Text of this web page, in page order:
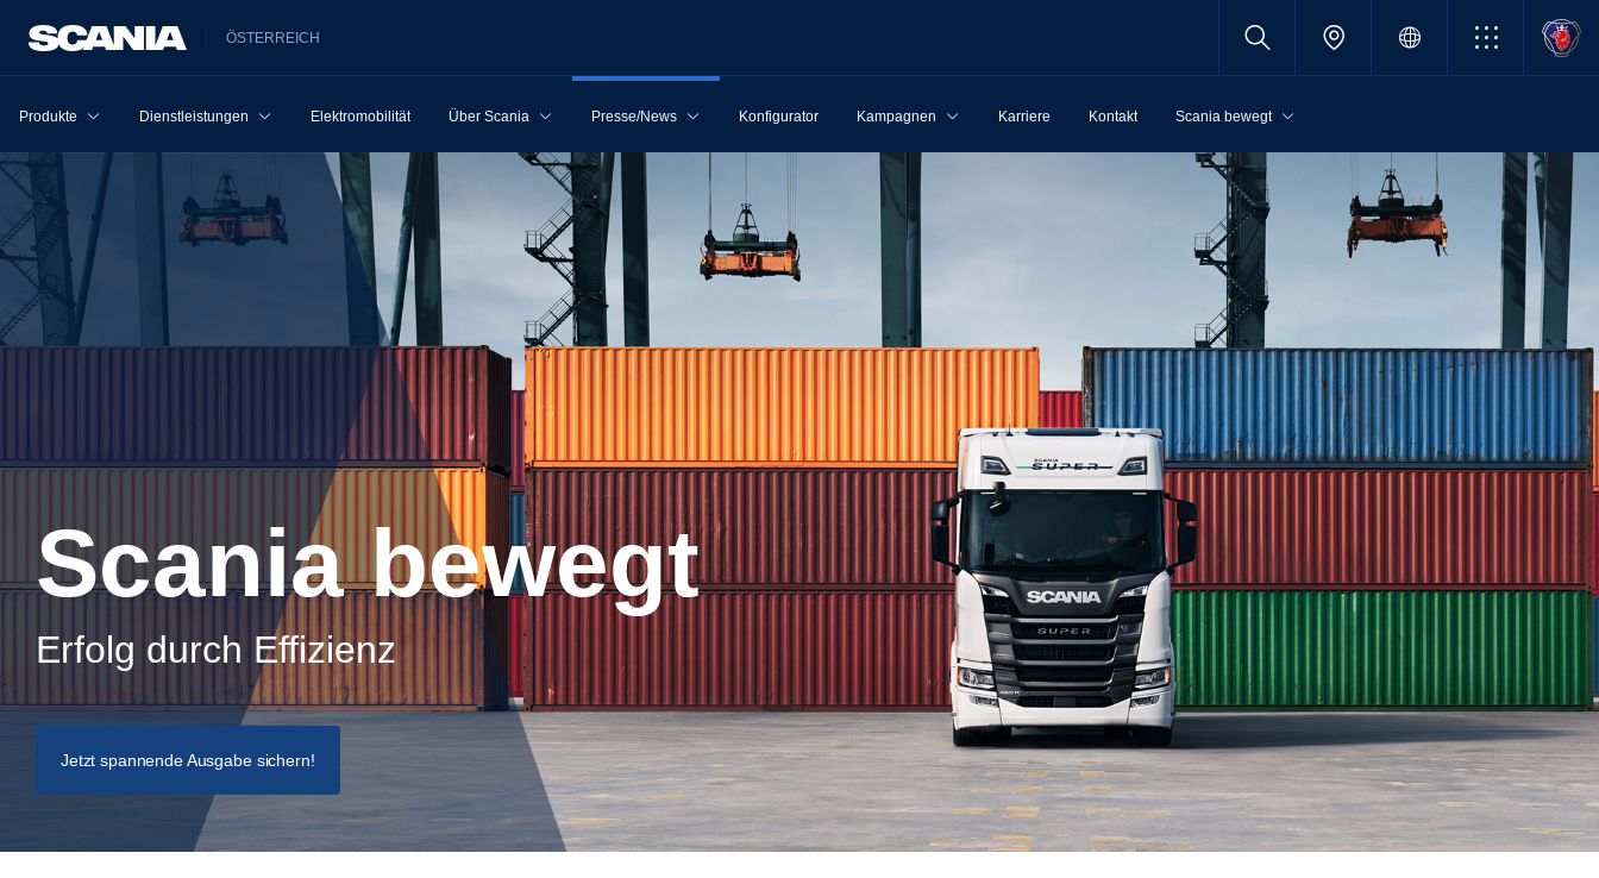
ÖSTERREICH
Produkte Dienstleistungen Elektromobilität Über Scania Presse/News Konfigurator Kampagnen Karriere Kontakt Scania bewegt
Scania bewegt
Erfolg durch Effizienz
Jetzt spannende Ausgabe sichern!